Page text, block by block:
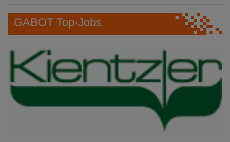
GABOT Top-Jobs